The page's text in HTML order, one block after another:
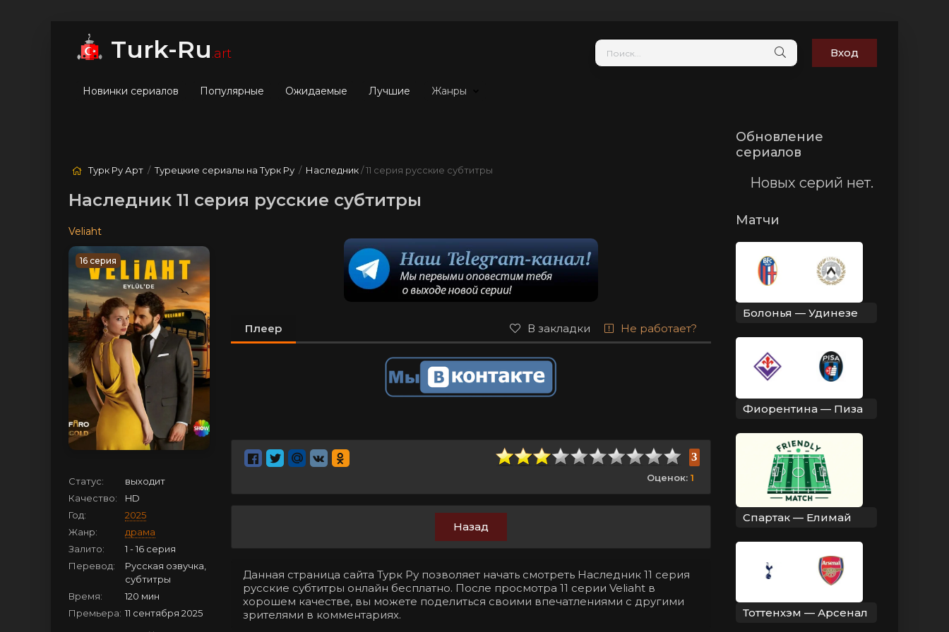
Turk-Ru.art Вход
Новинки сериалов Популярные Ожидаемые Лучшие Жанры
Турк Ру Арт /Турецкие сериалы на Турк Ру / Наследник/ 11 серия русские субтитры
Наследник 11 серия русские субтитры
Veliaht
16 серия
Статус:
выходит
Качество:
HD
Год:
2025
Жанр:
драма
Залито:
1 - 16 серия
Перевод:
Русская озвучка,
субтитры
Время:
120 мин
Премьера: 11 сентября 2025
Плеер В закладки Не работает?
3
Оценок: 1
Назад
Данная страница сайта Турк Ру позволяет начать смотреть Наследник 11 серия
русские субтитры онлайн бесплатно. После просмотра 11 серии Veliaht в
хорошем качестве, вы можете поделиться своими впечатлениями с другими
зрителями в комментариях.
Обновление
сериалов
Новых серий нет.
Матчи
Болонья — Удинезе
Фиорентина — Пиза
Спартак — Елимай
Тоттенхэм — Арсенал